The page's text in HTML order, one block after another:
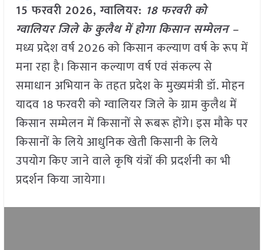
15 फरवरी 2026, ग्वालियर: 18 फरवरी को
ग्वालियर जिले के कुलैथ में होगा किसान सम्मेलन –
मध्य प्रदेश वर्ष 2026 को किसान कल्याण वर्ष के रूप में
मना रहा है। किसान कल्याण वर्ष एवं संकल्प से
समाधान अभियान के तहत प्रदेश के मुख्यमंत्री डॉ. मोहन
यादव 18 फरवरी को ग्वालियर जिले के ग्राम कुलैथ में
किसान सम्मेलन में किसानों से रूबरू होंगे। इस मौके पर
किसानों के लिये आधुनिक खेती किसानी के लिये
उपयोग किए जाने वाले कृषि यंत्रों की प्रदर्शनी का भी
प्रदर्शन किया जायेगा।